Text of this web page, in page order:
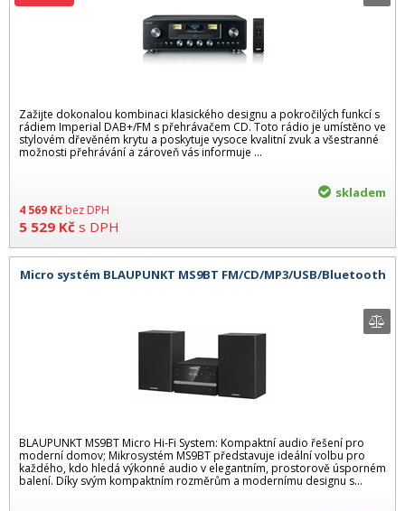
Zažijte dokonalou kombinaci klasického designu a pokročilých funkcí s
rádiem Imperial DAB+/FM s přehrávačem CD. Toto rádio je umístěno ve
stylovém dřevěném krytu a poskytuje vysoce kvalitní zvuk a všestranné
možnosti přehrávání a zároveň vás informuje ...
4 569 Kč bez DPH
5 529 Kč s DPH
skladem
Micro systém BLAUPUNKT MS9BT FM/CD/MP3/USB/Bluetooth
BLAUPUNKT MS9BT Micro Hi-Fi System: Kompaktní audio řešení pro
moderní domov; Mikrosystém MS9BT představuje ideální volbu pro
každého, kdo hledá výkonné audio v elegantním, prostorově úsporném
balení. Díky svým kompaktním rozměrům a modernímu designu s...